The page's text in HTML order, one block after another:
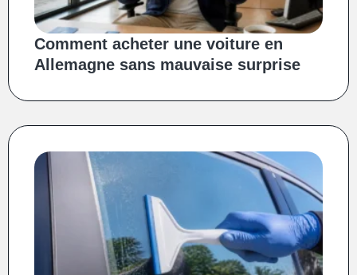
Comment acheter une voiture en
Allemagne sans mauvaise surprise